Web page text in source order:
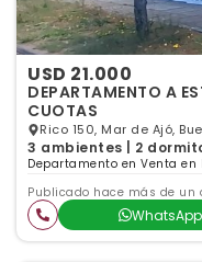
USD 21.000
DEPARTAMENTO A
CUOTAS
Rico 150, Mar de Ajó,
3 ambientes | 2
Departamento en Venta en
Publicado hace más de un
WhatsApp